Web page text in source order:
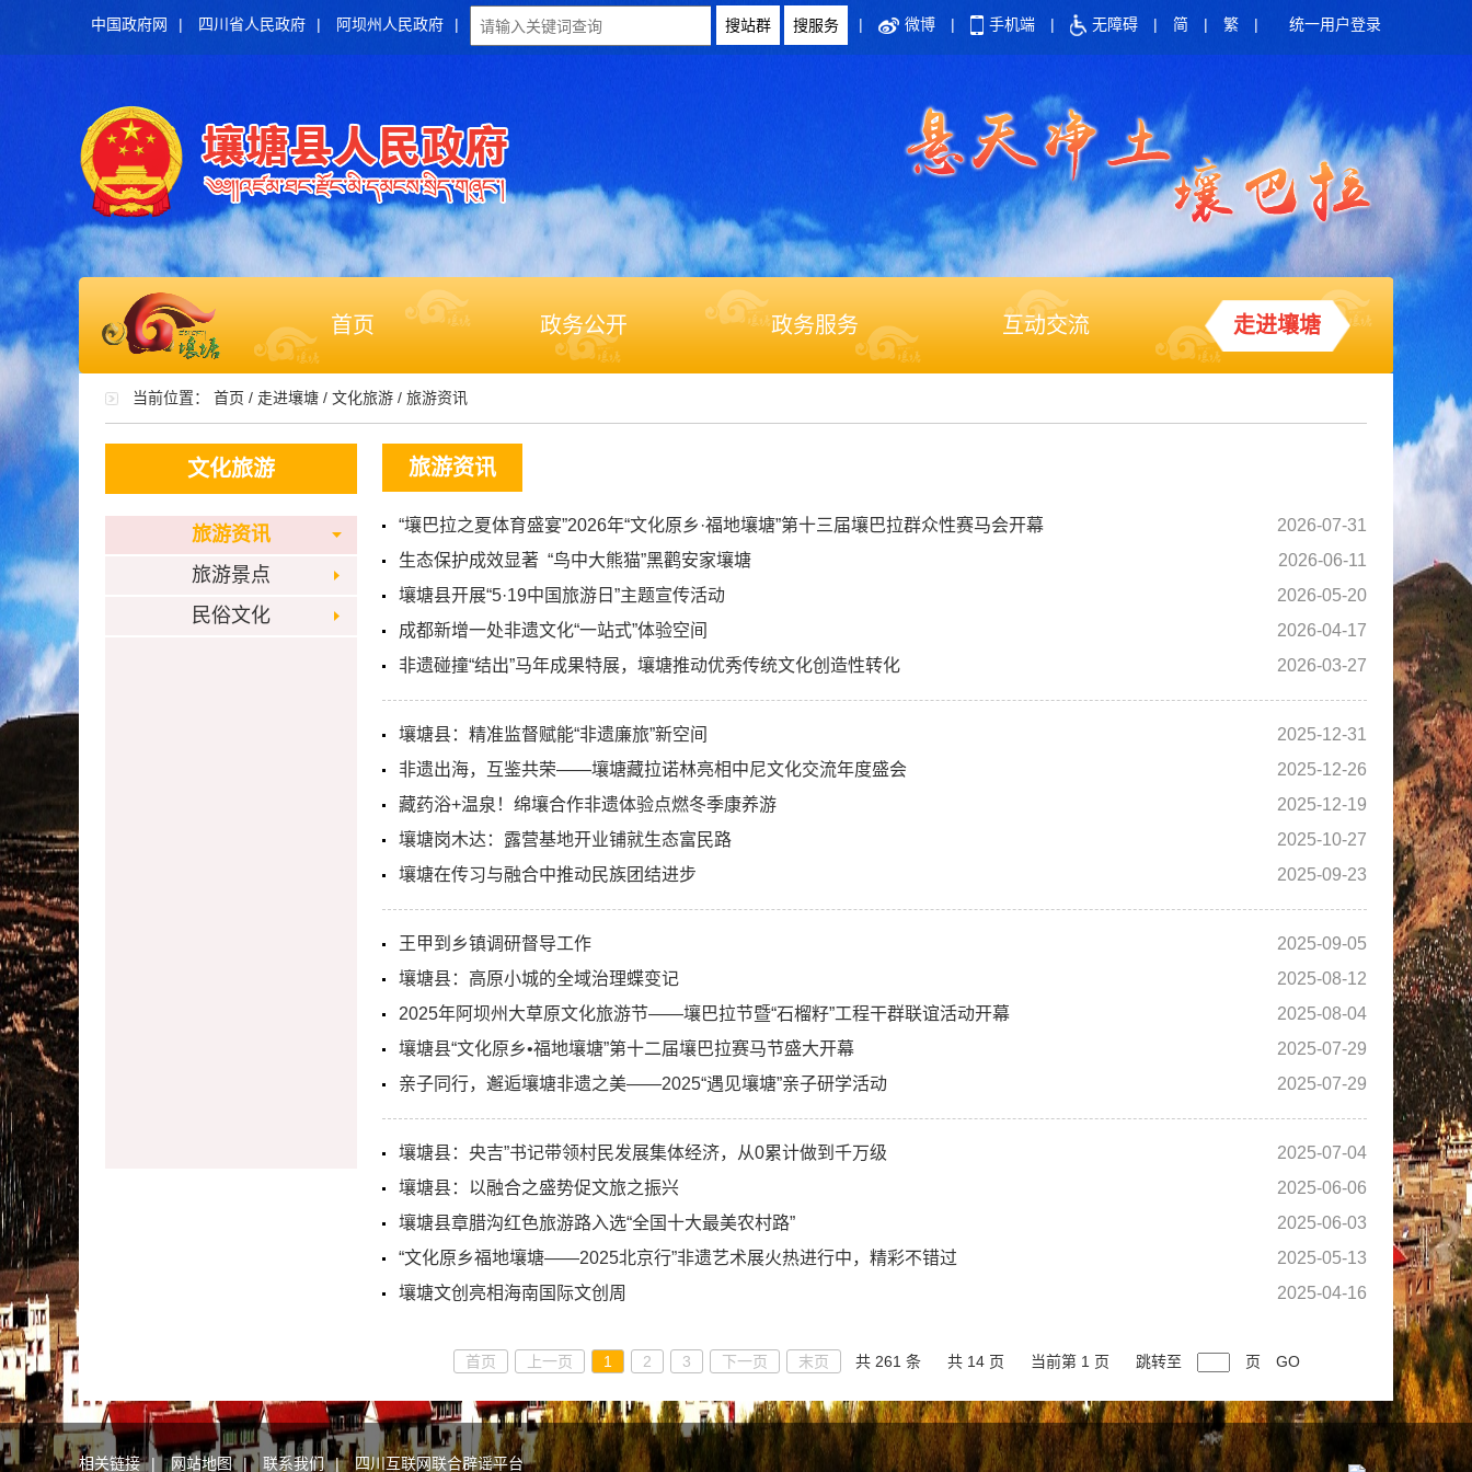
中国政府网 | 四川省人民政府 | 阿坝州人民政府 | | 微博 | 手机端 | 无障碍 | 简 | 繁 | 统一用户登录
首页 政务公开 政务服务 互动交流 走进壤塘
当前位置： 首页 / 走进壤塘 / 文化旅游 / 旅游资讯
文化旅游
旅游资讯
旅游景点
民俗文化
旅游资讯
“壤巴拉之夏体育盛宴”2026年“文化原乡·福地壤塘”第十三届壤巴拉群众性赛马会开幕
2026-07-31
生态保护成效显著 “鸟中大熊猫”黑鹳安家壤塘
2026-06-11
壤塘县开展“5·19中国旅游日”主题宣传活动
2026-05-20
成都新增一处非遗文化“一站式”体验空间
2026-04-17
非遗碰撞“结出”马年成果特展，壤塘推动优秀传统文化创造性转化
2026-03-27
壤塘县：精准监督赋能“非遗廉旅”新空间
2025-12-31
非遗出海，互鉴共荣——壤塘藏拉诺林亮相中尼文化交流年度盛会
2025-12-26
藏药浴+温泉！绵壤合作非遗体验点燃冬季康养游
2025-12-19
壤塘岗木达：露营基地开业铺就生态富民路​
2025-10-27
壤塘在传习与融合中推动民族团结进步
2025-09-23
王甲到乡镇调研督导工作
2025-09-05
壤塘县：高原小城的全域治理蝶变记
2025-08-12
2025年阿坝州大草原文化旅游节——壤巴拉节暨“石榴籽”工程干群联谊活动开幕
2025-08-04
壤塘县“文化原乡•福地壤塘”第十二届壤巴拉赛马节盛大开幕
2025-07-29
亲子同行，邂逅壤塘非遗之美——2025“遇见壤塘”亲子研学活动
2025-07-29
壤塘县：央吉”书记带领村民发展集体经济，从0累计做到千万级
2025-07-04
壤塘县：以融合之盛势促文旅之振兴
2025-06-06
壤塘县章腊沟红色旅游路入选“全国十大最美农村路”
2025-06-03
“文化原乡福地壤塘——2025北京行”非遗艺术展火热进行中，精彩不错过
2025-05-13
壤塘文创亮相海南国际文创周
2025-04-16
首页 上一页 1 2 3 下一页 末页 共 261 条 共 14 页 当前第 1 页 跳转至 页 GO
相关链接 | 网站地图 | 联系我们 | 四川互联网联合辟谣平台